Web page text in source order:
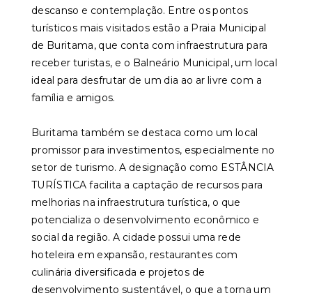
descanso e contemplação. Entre os pontos
turísticos mais visitados estão a Praia Municipal
de Buritama, que conta com infraestrutura para
receber turistas, e o Balneário Municipal, um local
ideal para desfrutar de um dia ao ar livre com a
família e amigos.
Buritama também se destaca como um local
promissor para investimentos, especialmente no
setor de turismo. A designação como ESTÂNCIA
TURÍSTICA facilita a captação de recursos para
melhorias na infraestrutura turística, o que
potencializa o desenvolvimento econômico e
social da região. A cidade possui uma rede
hoteleira em expansão, restaurantes com
culinária diversificada e projetos de
desenvolvimento sustentável, o que a torna um